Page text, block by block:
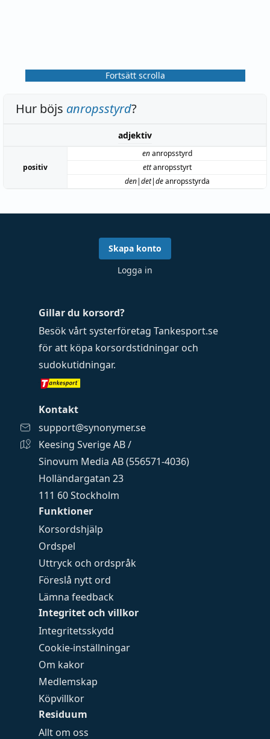
Fortsätt scrolla
Hur böjs anropsstyrd?
adjektiv
positiv
enanropsstyrd
ettanropsstyrt
den|det|deanropsstyrda
Funktioner
Korsordshjälp
Ordspel
Uttryck och ordspråk
Föreslå nytt ord
Lämna feedback
Integritet och villkor
Integritetsskydd
Cookie-inställningar
Om kakor
Medlemskap
Köpvillkor
Residuum
Allt om oss
Gillar du korsord?
Besök vårt systerföretag Tankesport.se
för att köpa korsordstidningar och
sudokutidningar.
Kontakt
support@synonymer.se
Keesing Sverige AB /
Sinovum Media AB (556571-4036)
Holländargatan 23
111 60 Stockholm
Skapa konto
Logga in